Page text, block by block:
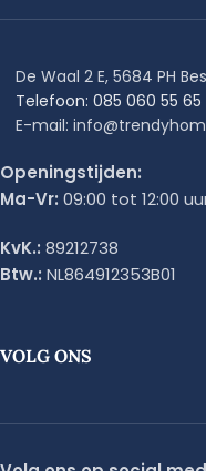
De Waal 2 E, 5684 PH
Telefoon: 085 060 55 65
E-mail:
Openingstijden:
Ma-Vr: 09:00 tot 12:00
KvK.: 89212738
Btw.: NL864912353B01
VOLG ONS